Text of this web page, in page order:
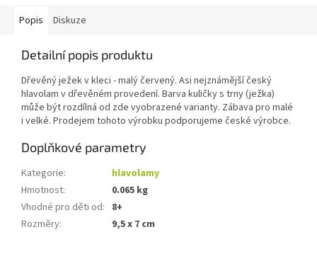
Popis Diskuze
Detailní popis produktu
Dřevěný ježek v kleci - malý červený. Asi nejznámější český
hlavolam v dřevěném provedení. Barva kuličky s trny (ježka)
může být rozdílná od zde vyobrazené varianty. Zábava pro malé
i velké. Prodejem tohoto výrobku podporujeme české výrobce.
Doplňkové parametry
Kategorie:
hlavolamy
Hmotnost:
0.065 kg
Vhodné pro děti od: 8+
Rozměry: 9,5 x 7 cm